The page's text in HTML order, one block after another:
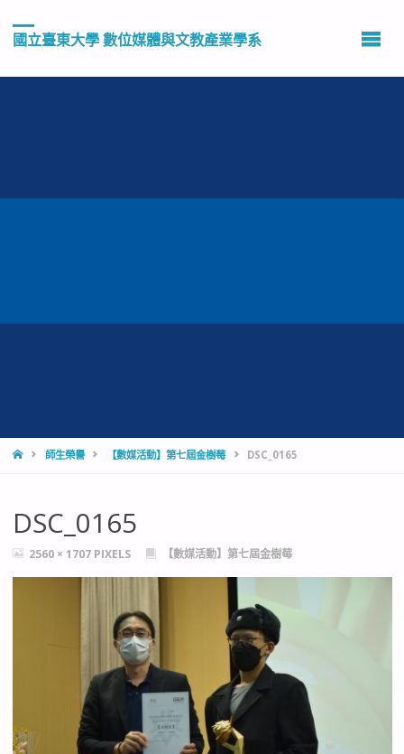
國立臺東大學 數位媒體與文教產業學系
HOME師生榮譽 【數媒活動】第七屆金樹莓 DSC_0165
DSC_0165
FULL2560 × 1707 PIXELS 【數媒活動】第七屆金樹莓